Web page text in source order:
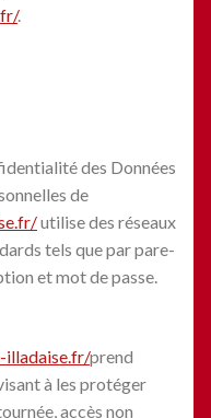
.
des Données
de
utilise des réseaux
tels que par pare-
et mot de passe.
illadaise.fr/prend
à les protéger
accès non